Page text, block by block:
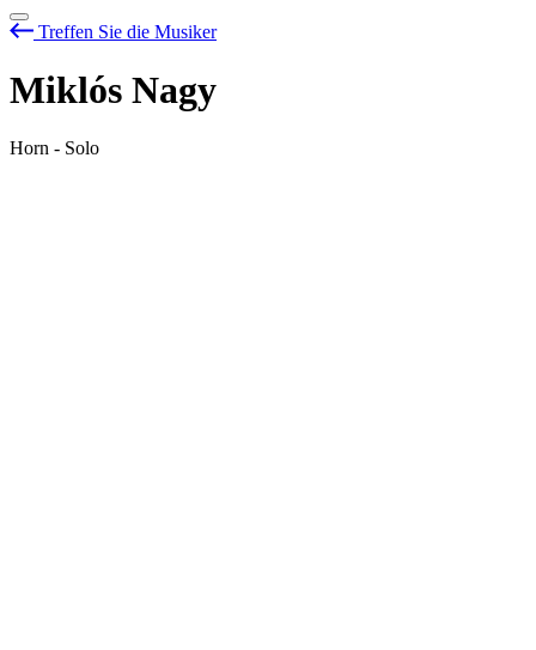
Treffen Sie die Musiker
Miklós Nagy
Horn - Solo